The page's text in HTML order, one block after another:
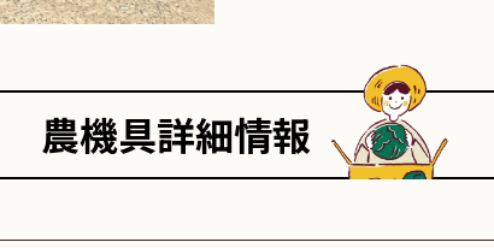
農機具詳細情報